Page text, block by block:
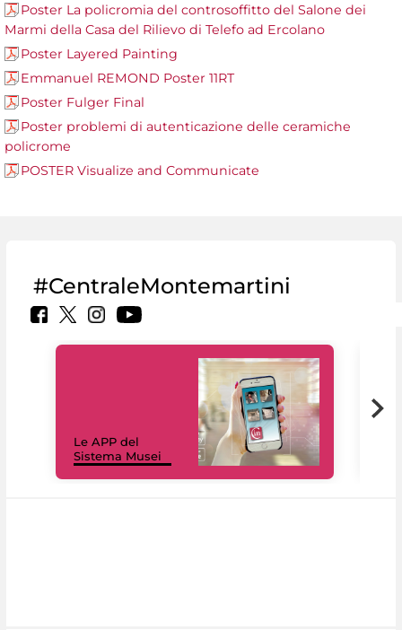
Poster La policromia del controsoffitto del Salone dei
Marmi della Casa del Rilievo di Telefo ad Ercolano
Poster Layered Painting
Emmanuel REMOND Poster 11RT
Poster Fulger Final
Poster problemi di autenticazione delle ceramiche
policrome
POSTER Visualize and Communicate
#CentraleMontemartini
Le APP del
Sistema Musei